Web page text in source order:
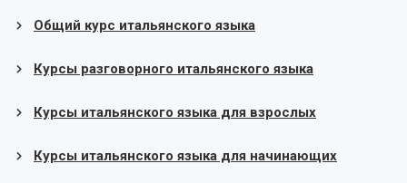
Общий курс итальянского языка
Курсы разговорного итальянского языка
Курсы итальянского языка для взрослых
Курсы итальянского языка для начинающих